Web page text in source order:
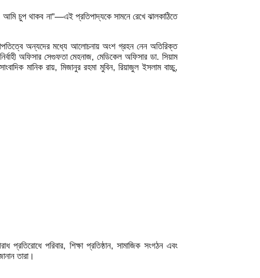
চুপ থাকব না”—এই প্রতিপাদ্যকে সামনে রেখে ঝালকাঠিতে
অন্যদের মধ্যে আলোচনায় অংশ গ্রহন নেন অতিরিক্ত
অফিসার সেগুফতা মেহনাজ, মেডিকেল অফিসার ডা. সিয়াম
মানিক রায়, মিজানুর রহমা মুবিন, রিয়াজুল ইসলাম বাচ্চু,
পরিবার, শিক্ষা প্রতিষ্ঠান, সামাজিক সংগঠন এবং
তারা।